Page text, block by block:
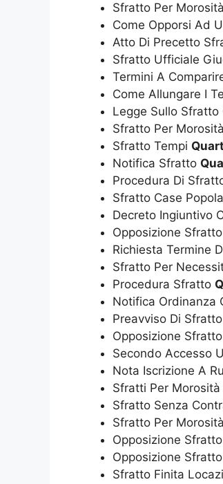
Sfratto Per
Come Opporsi Ad
Atto Di Precetto
Sfratto Ufficiale
Termini A
Come Allungare I
Legge Sullo Sfratto
Sfratto Per
Sfratto Tempi
Notifica Sfratto
Procedura Di
Sfratto Case
Decreto Ingiuntivo
Opposizione Sfratto
Richiesta Termine
Sfratto Per
Procedura Sfratto
Notifica Ordinanza
Preavviso Di Sfratto
Opposizione
Secondo Accesso
Nota Iscrizione A
Sfratti Per Morosità
Sfratto Senza
Sfratto Per
Opposizione
Opposizione
Sfratto Finita